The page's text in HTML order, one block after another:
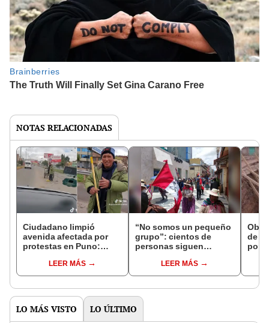
NOTAS RELACIONADAS
Ciudadano limpió
avenida afectada por
protestas en Puno:
LEER MÁS
“No somos un pequeño
grupo”: cientos de
personas siguen
LEER MÁS
de
por
LO MÁS VISTO LO ÚLTIMO